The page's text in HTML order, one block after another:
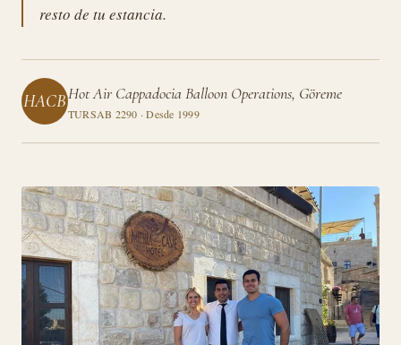
Guías
resto de tu estancia.
HACBHot Air Cappadocia Balloon Operations, Göreme
TURSAB 2290 · Desde 1999